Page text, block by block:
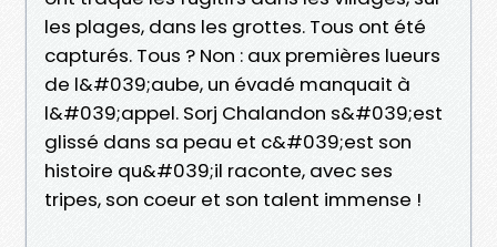
les plages, dans les grottes. Tous ont été
capturés. Tous ? Non : aux premières lueurs
de l&#039;aube, un évadé manquait à
l&#039;appel. Sorj Chalandon s&#039;est
glissé dans sa peau et c&#039;est son
histoire qu&#039;il raconte, avec ses
tripes, son coeur et son talent immense !